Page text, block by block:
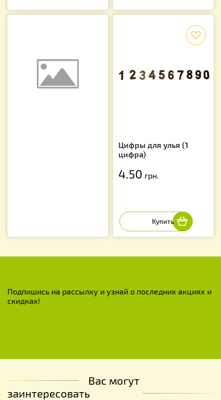
Цифры для улья (1
цифра)
4.50 грн.
Подпишись на рассылку и узнай о последних акциях и
скидках!
Вас могут
заинтересовать